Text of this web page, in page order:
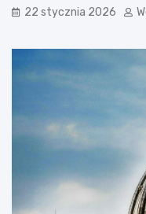
22 stycznia 2026